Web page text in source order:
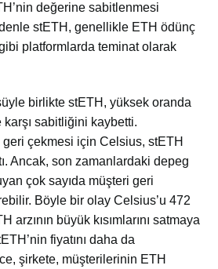
değerine sabitlenmesi
stETH, genellikle ETH ödünç
platformlarda teminat olarak
birlikte stETH, yüksek oranda
sabitliğini kaybetti.
geri çekmesi için Celsius, stETH
Ancak, son zamanlardaki depeg
çok sayıda müşteri geri
Böyle bir olay Celsius’u 472
arzının büyük kısımlarını satmaya
fiyatını daha da
şirkete, müşterilerinin ETH